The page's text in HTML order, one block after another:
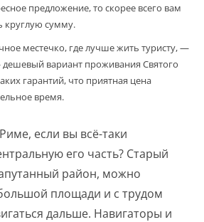
предложение, то скорее всего вам
круглую сумму.
местечко, где лучше жить туристу, —
вариант проживания Святого
гарантий, что приятная цена
время.
если вы всё-таки
его часть? Старый
район, можно
площади и с трудом
дальше. Навигаторы и